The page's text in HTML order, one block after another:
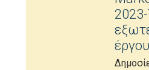
2023-